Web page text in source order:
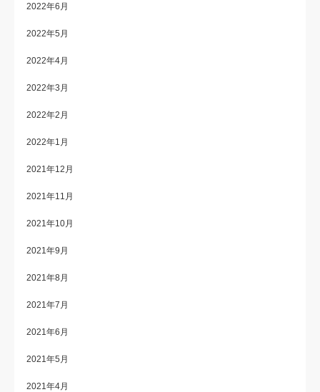
2022年6月
2022年5月
2022年4月
2022年3月
2022年2月
2022年1月
2021年12月
2021年11月
2021年10月
2021年9月
2021年8月
2021年7月
2021年6月
2021年5月
2021年4月